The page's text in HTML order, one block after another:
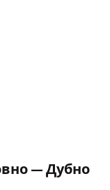
— Дубно